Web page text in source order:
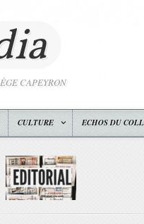
CAPEYRON
CULTURE ECHOS DU